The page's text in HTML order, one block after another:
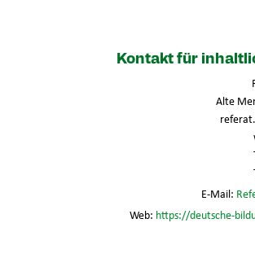
Kontakt für
Alte
E-Mail:
Web: https://deutsche-